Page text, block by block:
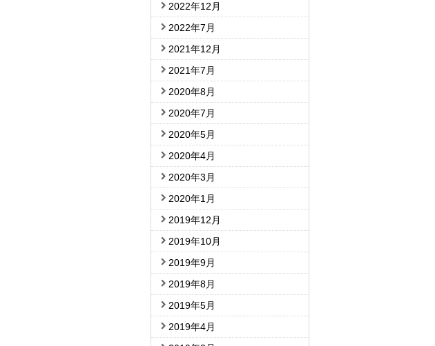
2022年12月
2022年7月
2021年12月
2021年7月
2020年8月
2020年7月
2020年5月
2020年4月
2020年3月
2020年1月
2019年12月
2019年10月
2019年9月
2019年8月
2019年5月
2019年4月